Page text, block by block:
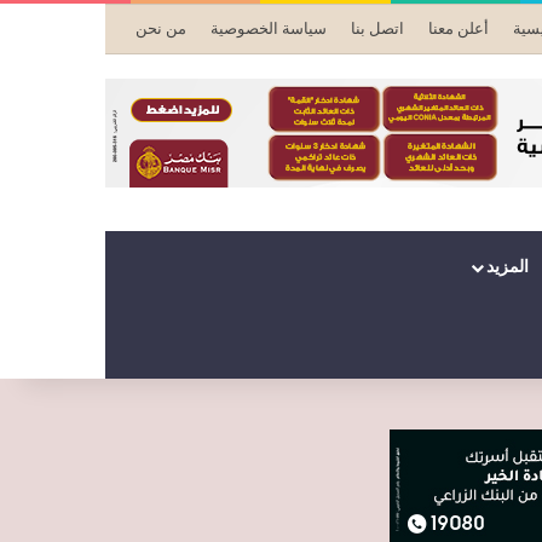
أعلن معنا اتصل بنا سياسة الخصوصية من نحن
المزيد